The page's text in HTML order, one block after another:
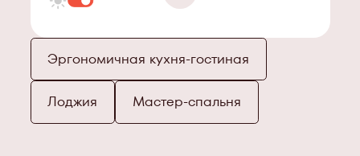
Эргономичная кухня-гостиная
Лоджия Мастер-спальня